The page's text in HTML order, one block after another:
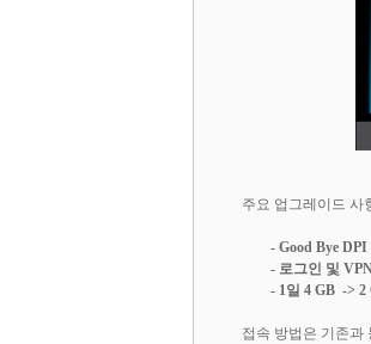
주요 업그레이드 사
- Good Bye
- 로그인 및
- 1일 4 GB -> 2
접속 방법은 기존과